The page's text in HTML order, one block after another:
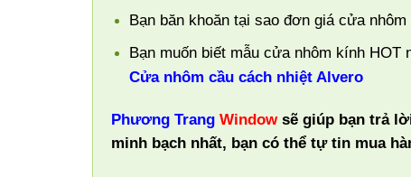
Bạn băn khoăn tại sao đơn giá cửa
Bạn muốn biết mẫu cửa nhôm kính HOT
Cửa nhôm cầu cách nhiệt Alvero
Phương Trang Window sẽ giúp bạn trả
minh bạch nhất, bạn có thể tự tin mua